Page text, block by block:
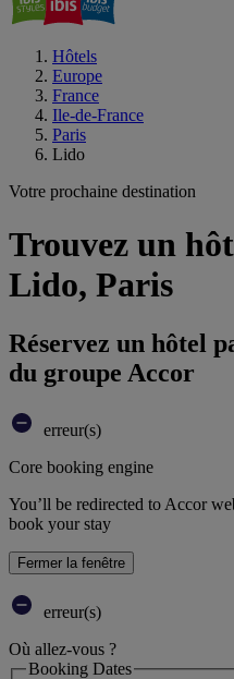
Hôtels
Europe
France
Ile-de-France
Paris
Lido
Votre prochaine destination
Trouvez un
Lido, Paris
Réservez un hôtel
du groupe Accor
erreur(s)
Core booking engine
You’ll be redirected to Accor
book your stay
Fermer la fenêtre
erreur(s)
Où allez-vous ?
Booking Dates